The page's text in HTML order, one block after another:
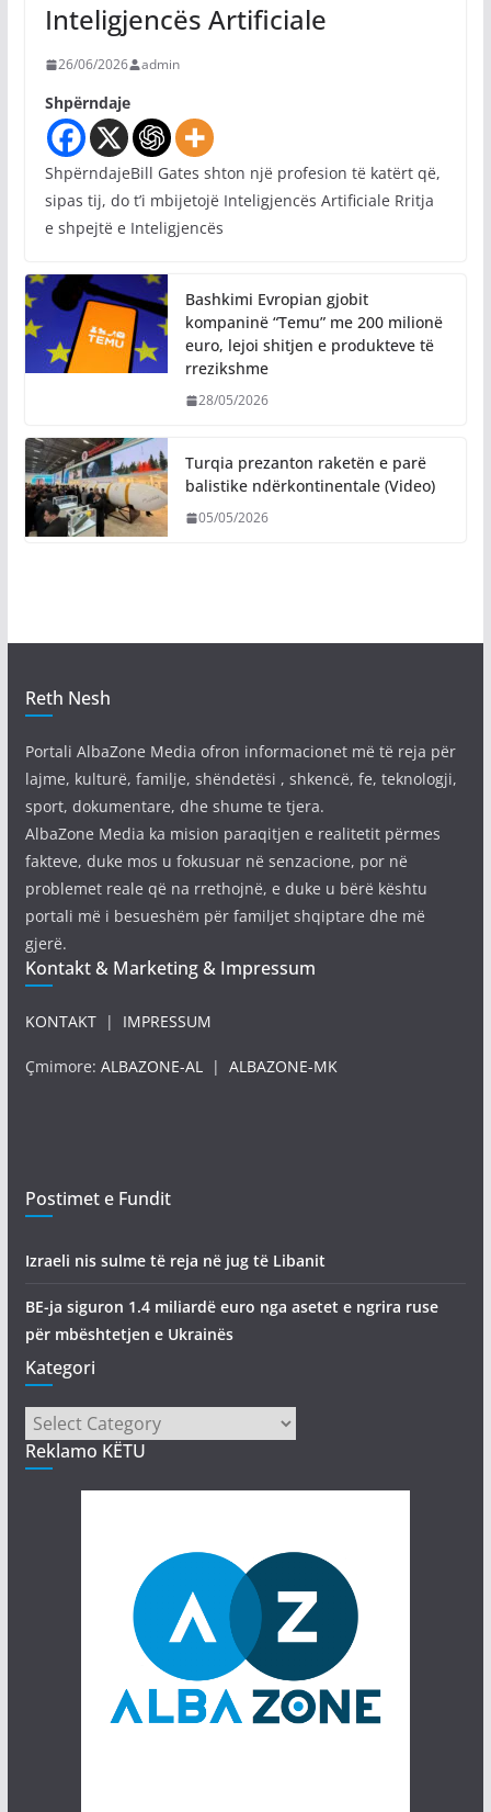
Inteligjencës Artificiale
26/06/2026 admin
Shpërndaje
ShpërndajeBill Gates shton një profesion të katërt që,
sipas tij, do t’i mbijetojë Inteligjencës Artificiale Rritja
e shpejtë e Inteligjencës
Bashkimi Evropian gjobit
kompaninë “Temu” me 200 milionë
euro, lejoi shitjen e produkteve të
rrezikshme
28/05/2026
Turqia prezanton raketën e parë
balistike ndërkontinentale (Video)
05/05/2026
Reth Nesh
Portali AlbaZone Media ofron informacionet më të reja për
lajme, kulturë, familje, shëndetësi , shkencë, fe, teknologji,
sport, dokumentare, dhe shume te tjera.
AlbaZone Media ka mision paraqitjen e realitetit përmes
fakteve, duke mos u fokusuar në senzacione, por në
problemet reale që na rrethojnë, e duke u bërë kështu
portali më i besueshëm për familjet shqiptare dhe më
gjerë.
Kontakt & Marketing & Impressum
KONTAKT| IMPRESSUM
Çmimore: ALBAZONE-AL| ALBAZONE-MK
Postimet e Fundit
Izraeli nis sulme të reja në jug të Libanit
BE-ja siguron 1.4 miliardë euro nga asetet e ngrira ruse
për mbështetjen e Ukrainës
Kategori
Kategori
Reklamo KËTU